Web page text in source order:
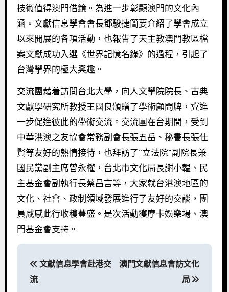
技術值得澳門借鏡。為進一步彰顯澳門的文化內
涵。文獻信息學會會長鄧駿捷簡要介紹了學會成立
以來開展的各項活動，也報告了天主教澳門教區檔
案文獻成功入選《世界記憶名錄》的過程，引起了
台灣學界的極大興趣。
交流團藉着訪問台北大學，向人文學院院長、古典
文獻學研究所教授王國良頒贈了學術顧問牌，冀進
一步促進彼此的學術交流。交流團在台期間，受到
中華港澳之友協會常務副會長張五岳、秘書長張仕
賢等友好的熱情接待，也拜訪了“立法院”副院長兼
國民黨副主席曾永權，台北市文化局長謝小韞、民
主基金會副執行長蔡昌言等，大家就台港澳地區的
文化、社會、政制領域發展進行了友好的交談，團
員咸感此行收穫豐盛。是次活動獲摩卡娛樂場、澳
門基金會支持。
文
章
文獻信息學會赴港交
流
澳門文獻信息會訪文化
局